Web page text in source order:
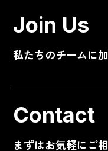
ファンたちとの密なコ
長させてきたD2Cビジネ
【megbaby Instagram
【MEGOOD BEAUTY X
【MEGOOD BEAUTY
Join Us
私たちのチームに
Contact
まずはお気軽にご